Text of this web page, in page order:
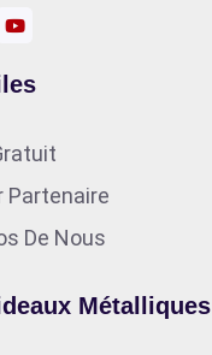
Partenaire
De Nous
Métalliques